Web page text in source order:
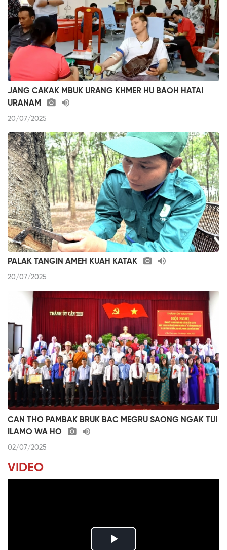
JANG CAKAK MBUK URANG KHMER HU BAOH HATAI
URANAM
20/07/2025
PALAK TANGIN AMEH KUAH KATAK
20/07/2025
CAN THO PAMBAK BRUK BAC MEGRU SAONG NGAK TUI
ILAMO WA HO
02/07/2025
VIDEO